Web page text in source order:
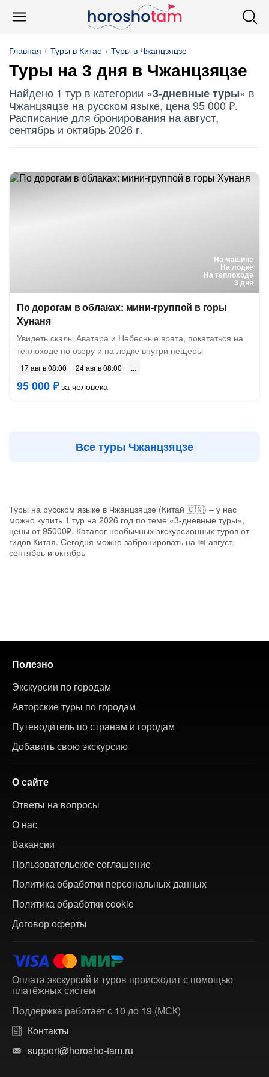
Главная Туры в Китае Туры в Чжанцзяцзе
Туры на 3 дня в Чжанцзяцзе
Найдено 1 тур в категории «3-дневные туры» в
Чжанцзяцзе на русском языке, цена 95 000 ₽.
Расписание для бронирования на август,
сентябрь и октябрь 2026 г.
На машине
На лодке
На теплоходе
3 дня
По дорогам в облаках: мини-группой в горы
Хунаня
Увидеть скалы Аватара и Небесные врата, покататься на
теплоходе по озеру и на лодке внутри пещеры
17 авг в 08:00 24 авг в 08:00
95 000 ₽за человека
Все туры Чжанцзяцзе
Туры на русском языке в Чжанцзяцзе (Китай 🇨🇳) – у нас
можно купить 1 тур на 2026 год по теме «3-дневные туры»,
цены от 95000₽. Каталог необычных экскурсионных туров от
гидов Китая. Сегодня можно забронировать на 📅 август,
сентябрь и октябрь
Полезно
Экскурсии по городам
Авторские туры по городам
Путеводитель по странам и городам
Добавить свою экскурсию
О сайте
Ответы на вопросы
О нас
Вакансии
Пользовательское соглашение
Политика обработки персональных данных
Политика обработки cookie
Договор оферты
Оплата экскурсий и туров происходит с помощью
платёжных систем
Поддержка работает с 10 до 19 (МСК)
Контакты
support@horosho-tam.ru